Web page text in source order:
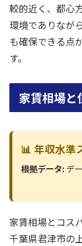
較的近く、都心
環境でありなが
も確保できる点
す。
家賃相場と
📊 年収水準
根拠データ:デ
家賃相場とコス
千葉県君津市の